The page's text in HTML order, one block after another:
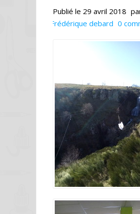
Publié le 29 avril 2018
Frédérique debard 0